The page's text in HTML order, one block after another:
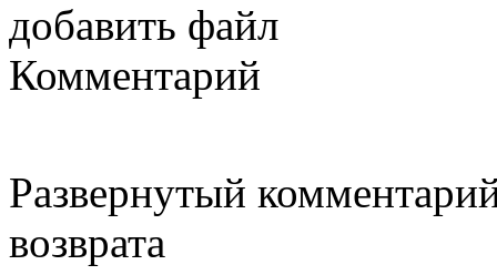
добавить файл
Комментарий
Развернутый
возврата